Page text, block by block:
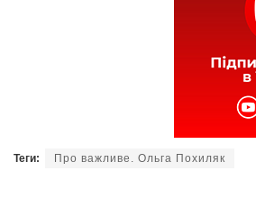
Теги: Про важливе. Ольга Похиляк